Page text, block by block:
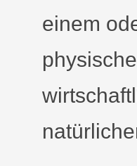
einem